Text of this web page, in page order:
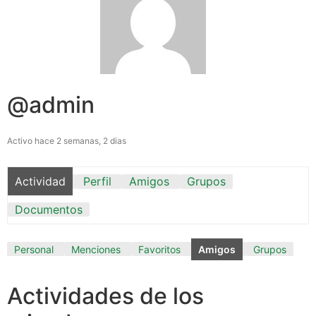
@admin
Activo hace 2 semanas, 2 dias
Actividad Perfil Amigos
Grupos
Documentos
Personal Menciones Favoritos Amigos Grupos
Actividades de los